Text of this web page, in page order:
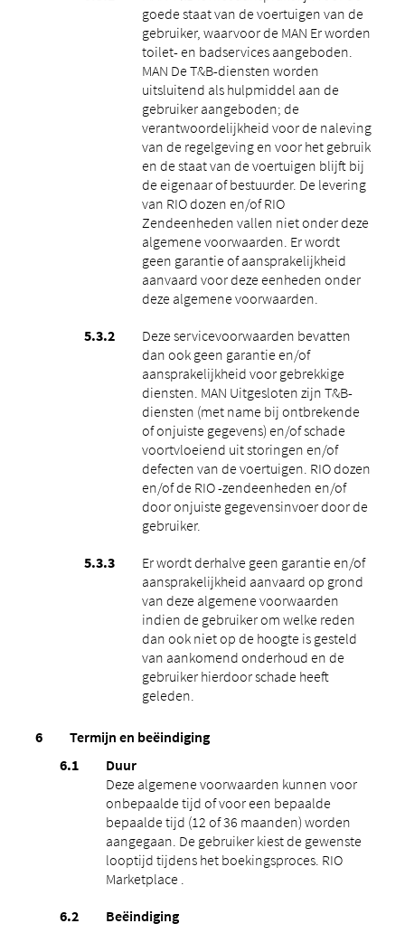
goede staat van de voertuigen van de
gebruiker, waarvoor de MAN Er worden
toilet- en badservices aangeboden.
MAN De T&B-diensten worden
uitsluitend als hulpmiddel aan de
gebruiker aangeboden; de
verantwoordelijkheid voor de naleving
van de regelgeving en voor het gebruik
en de staat van de voertuigen blijft bij
de eigenaar of bestuurder. De levering
van RIO dozen en/of RIO
Zendeenheden vallen niet onder deze
algemene voorwaarden. Er wordt
geen garantie of aansprakelijkheid
aanvaard voor deze eenheden onder
deze algemene voorwaarden.
Deze servicevoorwaarden bevatten
dan ook geen garantie en/of
aansprakelijkheid voor gebrekkige
diensten. MAN Uitgesloten zijn T&B-
diensten (met name bij ontbrekende
of onjuiste gegevens) en/of schade
voortvloeiend uit storingen en/of
defecten van de voertuigen. RIO dozen
en/of de RIO -zendeenheden en/of
door onjuiste gegevensinvoer door de
gebruiker.
Er wordt derhalve geen garantie en/of
aansprakelijkheid aanvaard op grond
van deze algemene voorwaarden
indien de gebruiker om welke reden
dan ook niet op de hoogte is gesteld
van aankomend onderhoud en de
gebruiker hierdoor schade heeft
geleden.
Termijn en beëindiging
Duur
Deze algemene voorwaarden kunnen voor
onbepaalde tijd of voor een bepaalde
bepaalde tijd (12 of 36 maanden) worden
aangegaan. De gebruiker kiest de gewenste
looptijd tijdens het boekingsproces. RIO
Marketplace .
Beëindiging